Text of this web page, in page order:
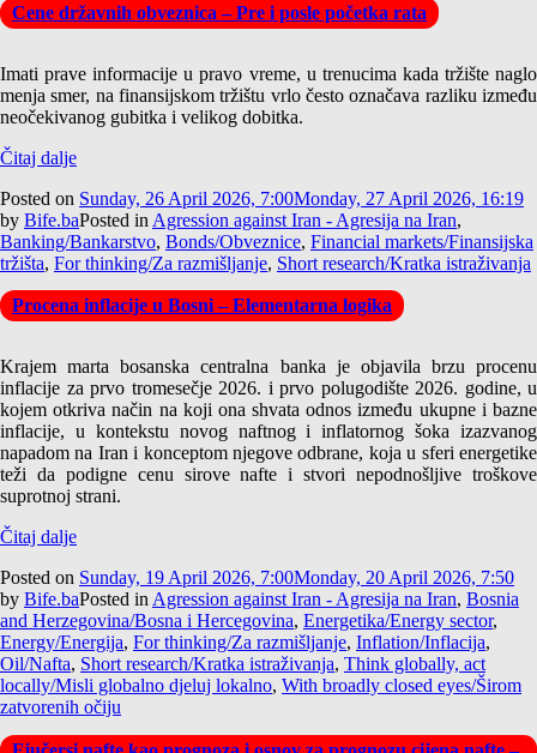
Cene državnih obveznica – Pre i posle početka rata
Imati prave informacije u pravo vreme, u trenucima kada tržište naglo
menja smer, na finansijskom tržištu vrlo često označava razliku između
neočekivanog gubitka i velikog dobitka.
Čitaj dalje
Posted on Sunday, 26 April 2026, 7:00Monday, 27 April 2026, 16:19
by Bife.baPosted in Agression against Iran - Agresija na Iran,
Banking/Bankarstvo, Bonds/Obveznice, Financial markets/Finansijska
tržišta, For thinking/Za razmišljanje, Short research/Kratka istraživanja
Procena inflacije u Bosni – Elementarna logika
Krajem marta bosanska centralna banka je objavila brzu procenu
inflacije za prvo tromesečje 2026. i prvo polugodište 2026. godine, u
kojem otkriva način na koji ona shvata odnos između ukupne i bazne
inflacije, u kontekstu novog naftnog i inflatornog šoka izazvanog
napadom na Iran i konceptom njegove odbrane, koja u sferi energetike
teži da podigne cenu sirove nafte i stvori nepodnošljive troškove
suprotnoj strani.
Čitaj dalje
Posted on Sunday, 19 April 2026, 7:00Monday, 20 April 2026, 7:50
by Bife.baPosted inAgression against Iran - Agresija na Iran, Bosnia
and Herzegovina/Bosna i Hercegovina, Energetika/Energy sector,
Energy/Energija, For thinking/Za razmišljanje, Inflation/Inflacija,
Oil/Nafta, Short research/Kratka istraživanja, Think globally, act
locally/Misli globalno djeluj lokalno, With broadly closed eyes/Širom
zatvorenih očiju